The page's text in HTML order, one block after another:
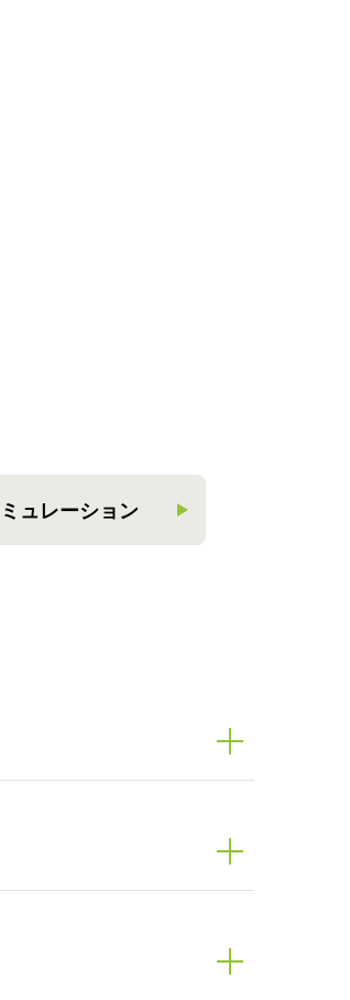
ュレーション